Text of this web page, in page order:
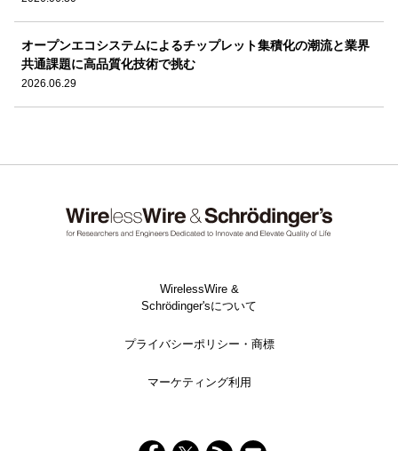
オープンエコシステムによるチップレット集積化の潮流と業界
共通課題に高品質化技術で挑む
2026.06.29
WirelessWire &
Schrödinger'sについて
プライバシーポリシー・商標
マーケティング利用